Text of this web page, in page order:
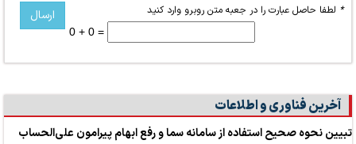
* لطفا حاصل عبارت را در جعبه متن روبرو وارد کنید
0 + 0 =
آخرین فناوری و اطلاعات
تبیین نحوه صحیح استفاده از سامانه سما و رفع ابهام پیرامون علی‌الحساب